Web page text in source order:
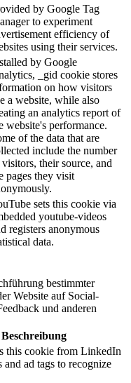
by Google Tag
to experiment
efficiency of
using their services.
by Google
_gid cookie stores
on how visitors
a website, while also
an analytics report of
website's performance.
of the data that are
include the number
their source, and
pages they visit
sets this cookie via
youtube-videos
registers anonymous
data.
bestimmter
Website auf Social-
und anderen
Beschreibung
this cookie from LinkedIn
and ad tags to recognize